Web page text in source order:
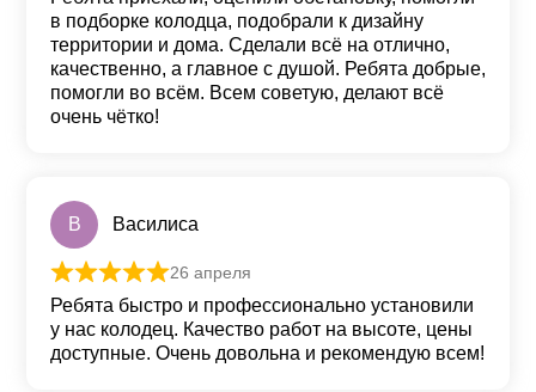
в подборке колодца, подобрали к дизайну
территории и дома. Сделали всё на отлично,
качественно, а главное с душой. Ребята добрые,
помогли во всём. Всем советую, делают всё
очень чётко!
В Василиса
Оценка из 5
26 апреля
Ребята быстро и профессионально установили
у нас колодец. Качество работ на высоте, цены
доступные. Очень довольна и рекомендую всем!